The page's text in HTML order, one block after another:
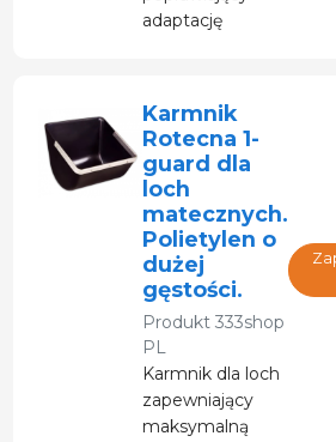
adaptację
Karmnik
Rotecna 1-
guard dla
loch
matecznych.
Polietylen o
dużej
gęstości.
Produkt 333shop
PL
Karmnik dla loch
zapewniający
maksymalną